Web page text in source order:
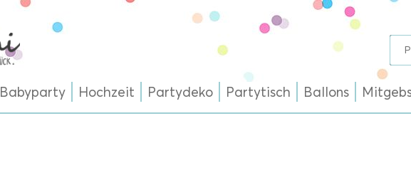
Babyparty Hochzeit Partydeko Partytisch Ballons